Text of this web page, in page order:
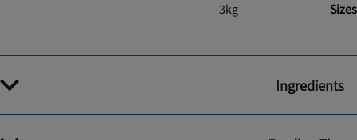
Sizes
3kg
Ingredients